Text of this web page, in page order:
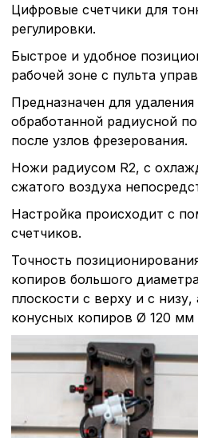
Цифровые счетчики для
регулировки.
Быстрое и удобное
рабочей зоне с пульта
Предназначен для
обработанной радиусной
после узлов фрезерования.
Ножи радиусом R2, с
сжатого воздуха
Настройка происходит с
счетчиков.
Точность
копиров большого
плоскости с верху и с низу,
конусных копиров Ø 120 мм